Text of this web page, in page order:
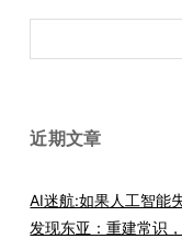
索：
近期文章
AI迷航:如果人工智能
发现东亚：重建常识